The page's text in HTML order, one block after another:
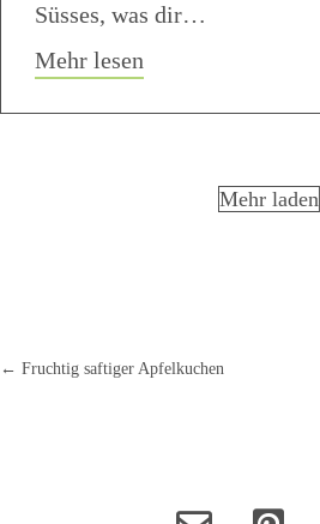
Süsses, was dir…
Mehr lesen
Mehr laden
Posts
← Fruchtig saftiger Apfelkuchen